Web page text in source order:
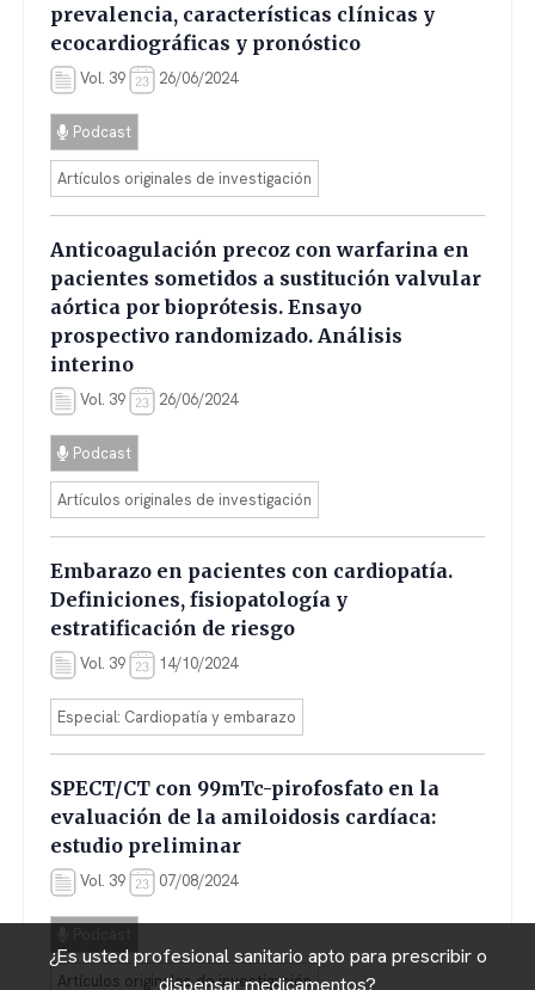
prevalencia, características clínicas y
ecocardiográficas y pronóstico
Vol. 39 26/06/2024
Podcast
Artículos originales de investigación
Anticoagulación precoz con warfarina en
pacientes sometidos a sustitución valvular
aórtica por bioprótesis. Ensayo
prospectivo randomizado. Análisis
interino
Vol. 39 26/06/2024
Podcast
Artículos originales de investigación
Embarazo en pacientes con cardiopatía.
Definiciones, fisiopatología y
estratificación de riesgo
Vol. 39 14/10/2024
Especial: Cardiopatía y embarazo
SPECT/CT con 99mTc-pirofosfato en la
evaluación de la amiloidosis cardíaca:
estudio preliminar
Vol. 39 07/08/2024
Artículos originales de investigación
¿Es usted profesional sanitario apto para prescribir o
dispensar medicamentos?